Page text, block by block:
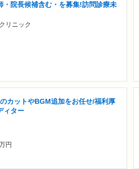
・院長候補含む・を募集!訪問診療未
リニック
のカットやBGM追加をお任せ/福利厚
ィター
円